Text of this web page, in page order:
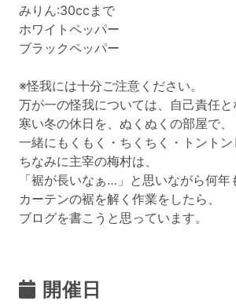
みりん:30ccまで
ホワイトペッパー
ブラックペッパー
※怪我には十分ご注意ください。
万が一の怪我については、自己責任と
寒い冬の休日を、ぬくぬくの部屋で、
一緒にもくもく・ちくちく・トントン
ちなみに主宰の梅村は、
「裾が長いなぁ…」と思いながら何年
カーテンの裾を解く作業をしたら、
ブログを書こうと思っています。
開催日